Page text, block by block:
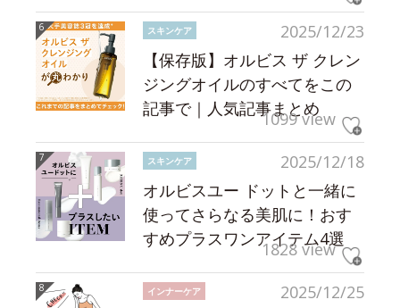
2025/12/23
スキンケア
【保存版】オルビス ザ クレン
ジングオイルのすべてをこの
記事で｜人気記事まとめ
1099 view
2025/12/18
スキンケア
オルビスユー ドットと一緒に
使ってさらなる美肌に！おす
すめプラスワンアイテム4選
1828 view
2025/12/25
インナーケア